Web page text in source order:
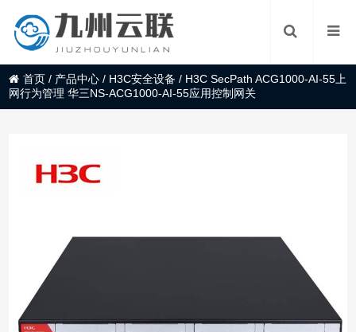
首页 / 产品中心 / H3C安全设备 / H3C SecPath ACG1000-AI-55上
网行为管理 华三NS-ACG1000-AI-55应用控制网关